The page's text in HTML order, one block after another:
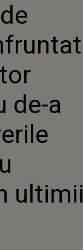
MARELE
HORIA
DE-A
VIEȚII?
I-AU
TRUPUL ÎN
17 ANI
de-a
ultimii